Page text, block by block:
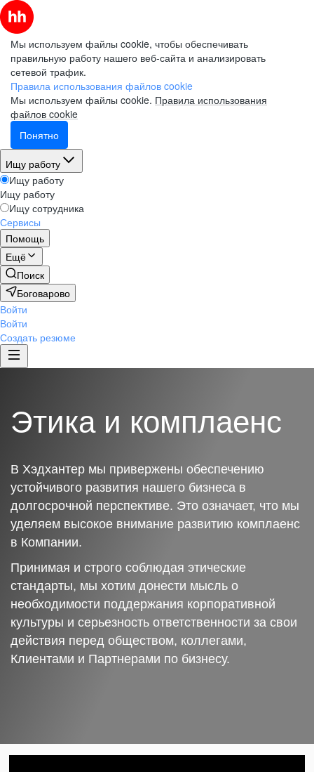
Мы используем файлы cookie, чтобы обеспечивать
правильную работу нашего веб-сайта и анализировать
сетевой трафик.
Правила использования файлов cookie
Мы используем файлы cookie. Правила использования
файлов cookie
Понятно
Ищу работу
Ищу работу
Ищу работу
Ищу сотрудника
Сервисы
Помощь
Ещё
Поиск
Боговарово
Войти
Войти
Создать резюме
Этика и комплаенс
В Хэдхантер мы привержены обеспечению
устойчивого развития нашего бизнеса в
долгосрочной перспективе. Это означает, что мы
уделяем высокое внимание развитию комплаенс
в Компании.
Принимая и строго соблюдая этические
стандарты, мы хотим донести мысль о
необходимости поддержания корпоративной
культуры и серьезность ответственности за свои
действия перед обществом, коллегами,
Клиентами и Партнерами по бизнесу.